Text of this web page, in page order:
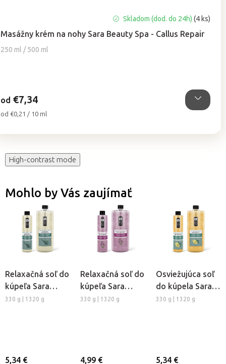
Masážny krém na nohy Sara Beauty Spa - Callus Repair
250 ml / 500 ml
hodnotenie
produktu
je
Skladom (dod. do 24h)(4 ks)
od €7,34
Jednotková
od €0,21 / 10 ml
High-contrast mode
Mohlo by Vás zaujímať
Relaxačná soľ do
kúpeľa Sara
Beauty Spa -
330 g | 1320 g
5,34 €
Relaxačná soľ do
kúpeľa Sara
Beauty Spa -
330 g | 1320 g
4,99 €
Osviežujúca soľ
do kúpela Sara
Beauty Spa -
330 g | 1320 g
5,34 €